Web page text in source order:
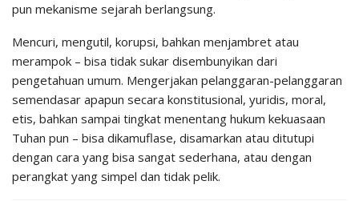
pun mekanisme sejarah berlangsung.
Mencuri, mengutil, korupsi, bahkan menjambret atau
merampok – bisa tidak sukar disembunyikan dari
pengetahuan umum. Mengerjakan pelanggaran-pelanggaran
semendasar apapun secara konstitusional, yuridis, moral,
etis, bahkan sampai tingkat menentang hukum kekuasaan
Tuhan pun – bisa dikamuflase, disamarkan atau ditutupi
dengan cara yang bisa sangat sederhana, atau dengan
perangkat yang simpel dan tidak pelik.